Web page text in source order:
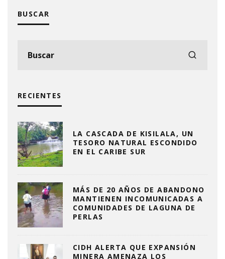
BUSCAR
RECIENTES
LA CASCADA DE KISILALA, UN
TESORO NATURAL ESCONDIDO
EN EL CARIBE SUR
MÁS DE 20 AÑOS DE ABANDONO
MANTIENEN INCOMUNICADAS A
COMUNIDADES DE LAGUNA DE
PERLAS
CIDH ALERTA QUE EXPANSIÓN
MINERA AMENAZA LOS